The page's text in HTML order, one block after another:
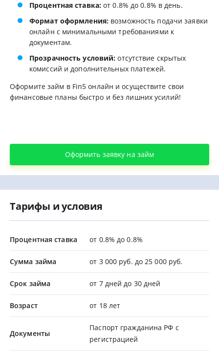
Процентная ставка: от 0.8% до 0.8% в день.
Формат оформления: возможность подачи заявки
онлайн с минимальными требованиями к
документам.
Прозрачность условий: отсутствие скрытых
комиссий и дополнительных платежей.
Оформите займ в Fin5 онлайн и осуществите свои
финансовые планы быстро и без лишних усилий!
Оформить заявку на займ
Тарифы и условия
Процентная ставка от 0.8% до 0.8%
Сумма займа от 3 000 руб. до 25 000 руб.
Срок займа от 7 дней до 30 дней
Возраст от 18 лет
Документы
Паспорт гражданина РФ с
регистрацией